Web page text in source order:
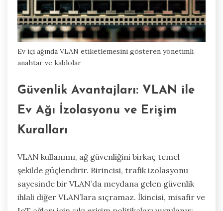
Ev içi ağında VLAN etiketlemesini gösteren yönetimli
anahtar ve kablolar
Güvenlik Avantajları: VLAN ile
Ev Ağı İzolasyonu ve Erişim
Kuralları
VLAN kullanımı, ağ güvenliğini birkaç temel
şekilde güçlendirir. Birincisi, trafik izolasyonu
sayesinde bir VLAN’da meydana gelen güvenlik
ihlali diğer VLAN’lara sıçramaz. İkincisi, misafir ve